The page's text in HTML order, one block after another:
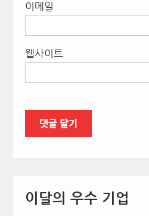
이메일
웹사이트
이달의 우수 기업